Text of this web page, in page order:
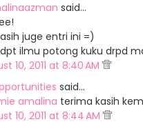
said…
juge entri ini =)
ilmu potong kuku drpd
10, 2011 at 8:40 AM
said…
amalina terima kasih
10, 2011 at 8:44 AM